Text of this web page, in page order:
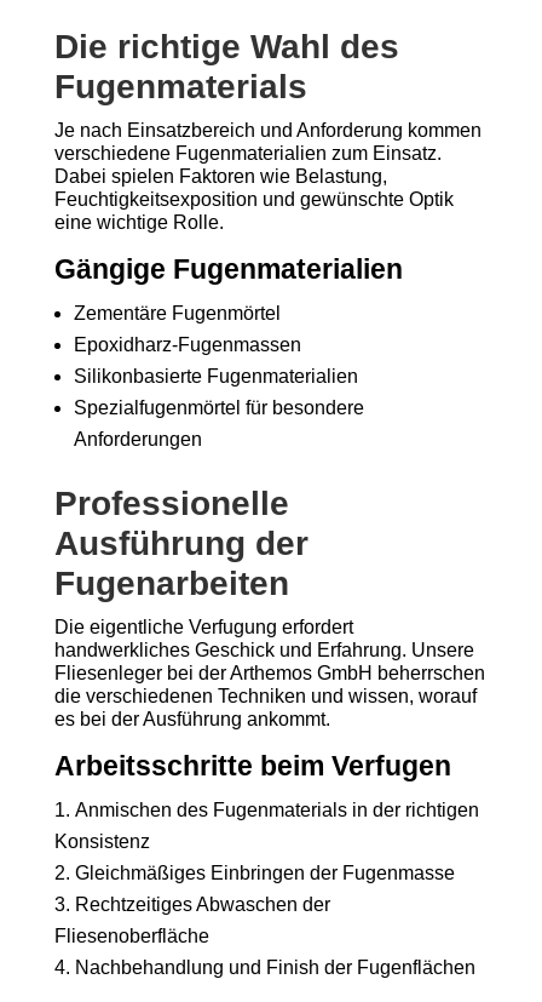
Die richtige Wahl des
Fugenmaterials
Je nach Einsatzbereich und Anforderung kommen
verschiedene Fugenmaterialien zum Einsatz.
Dabei spielen Faktoren wie Belastung,
Feuchtigkeitsexposition und gewünschte Optik
eine wichtige Rolle.
Gängige Fugenmaterialien
Zementäre Fugenmörtel
Epoxidharz-Fugenmassen
Silikonbasierte Fugenmaterialien
Spezialfugenmörtel für besondere
Anforderungen
Professionelle
Ausführung der
Fugenarbeiten
Die eigentliche Verfugung erfordert
handwerkliches Geschick und Erfahrung. Unsere
Fliesenleger bei der Arthemos GmbH beherrschen
die verschiedenen Techniken und wissen, worauf
es bei der Ausführung ankommt.
Arbeitsschritte beim Verfugen
Anmischen des Fugenmaterials in der richtigen
Konsistenz
Gleichmäßiges Einbringen der Fugenmasse
Rechtzeitiges Abwaschen der
Fliesenoberfläche
Nachbehandlung und Finish der Fugenflächen